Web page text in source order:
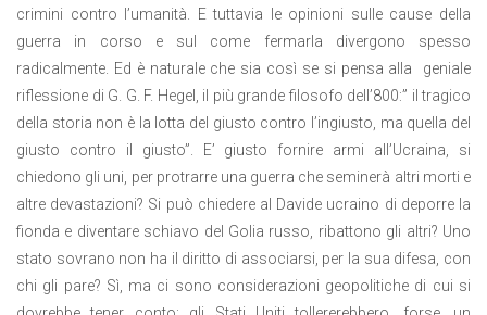
crimini contro l’umanità. E tuttavia le opinioni sulle cause della
guerra in corso e sul come fermarla divergono spesso
radicalmente. Ed è naturale che sia così se si pensa alla geniale
riflessione di G. G. F. Hegel, il più grande filosofo dell’800:” il tragico
della storia non è la lotta del giusto contro l’ingiusto, ma quella del
giusto contro il giusto”. E’ giusto fornire armi all’Ucraina, si
chiedono gli uni, per protrarre una guerra che seminerà altri morti e
altre devastazioni? Si può chiedere al Davide ucraino di deporre la
fionda e diventare schiavo del Golia russo, ribattono gli altri? Uno
stato sovrano non ha il diritto di associarsi, per la sua difesa, con
chi gli pare? Sì, ma ci sono considerazioni geopolitiche di cui si